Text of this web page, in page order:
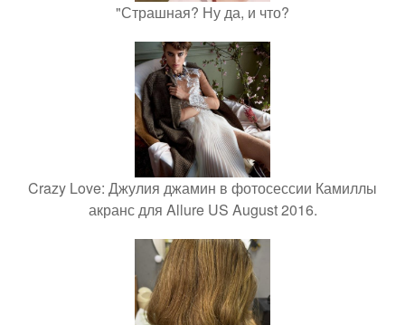
"Страшная? Ну да, и что?
Crazy Love: Джулия джамин в фотосессии Камиллы
акранс для Allure US August 2016.